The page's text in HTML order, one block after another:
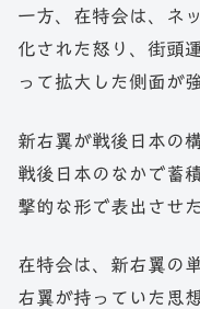
一方、在特会は、ネ
化された怒り、街頭
って拡大した側面が強
新右翼が戦後日本の
戦後日本のなかで蓄
撃的な形で表出させ
在特会は、新右翼の
右翼が持っていた思